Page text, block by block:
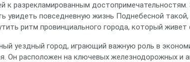
к разрекламированным
увидеть повседневную жизнь Поднебесной такой,
ритм провинциального города, который
уездный город, играющий важную роль в
Он расположен на ключевых железнодорожных и